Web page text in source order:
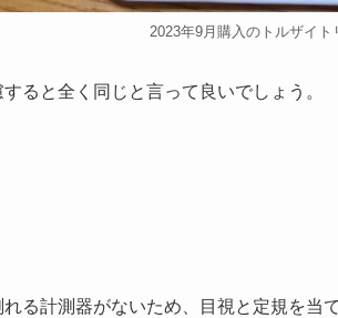
2023年9月購入のトルザイト
ると全く同じと言って良いでしょう。
る計測器がないため、目視と定規を当